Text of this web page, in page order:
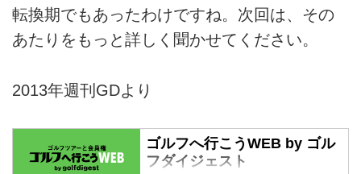
転換期でもあったわけですね。次回は、その
あたりをもっと詳しく聞かせてください。
2013年週刊GDより
ゴルフへ行こうWEB by ゴル
フダイジェスト